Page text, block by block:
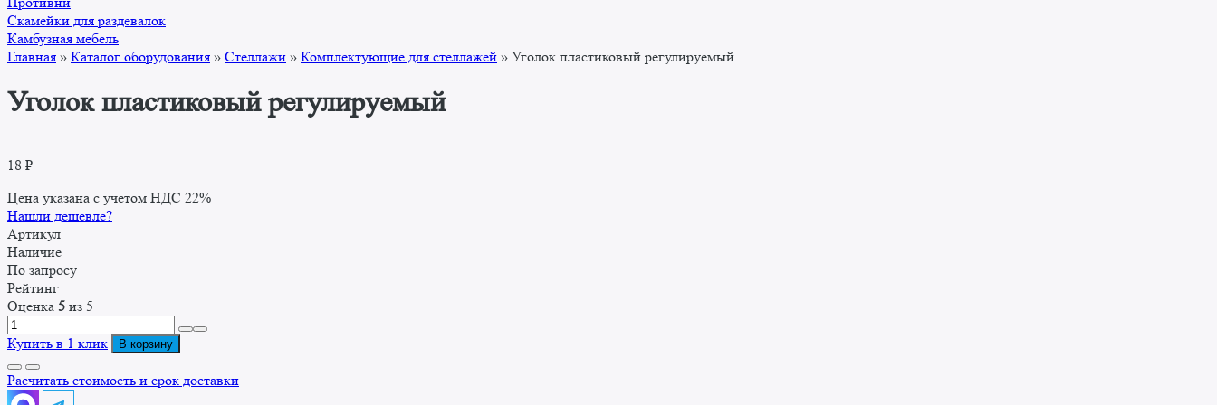
Скамейки для раздевалок
Камбузная мебель
Главная » Каталог оборудования » Стеллажи » Комплектующие для стеллажей » Уголок пластиковый регулируемый
Уголок пластиковый регулируемый
18 ₽
Цена указана с учетом НДС 22%
Нашли дешевле?
Артикул
Наличие
По запросу
Рейтинг
Оценка 5 из 5
Количество
товара
пластиковый
регулируемый
Купить в 1 клик В корзину
Расчитать стоимость и срок доставки